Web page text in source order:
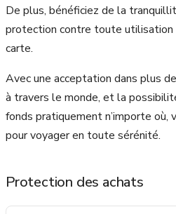
De plus, bénéficiez de la
protection contre toute utilisation
carte.
Avec une acceptation dans plus
à travers le monde, et la
fonds pratiquement n’importe
pour voyager en toute sérénité.
Protection des achats